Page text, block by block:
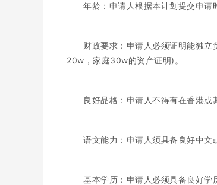
年龄：申请人根据本计划提交申请
财政要求：申请人必须证明能独
20w，家庭30w的资产证明)。
良好品格：申请人不得有在香港或
语文能力：申请人须具备良好中文
基本学历：申请人必须具备良好学